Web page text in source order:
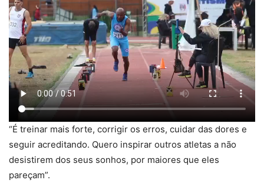
“É treinar mais forte, corrigir os erros, cuidar das dores e
seguir acreditando. Quero inspirar outros atletas a não
desistirem dos seus sonhos, por maiores que eles
pareçam”.